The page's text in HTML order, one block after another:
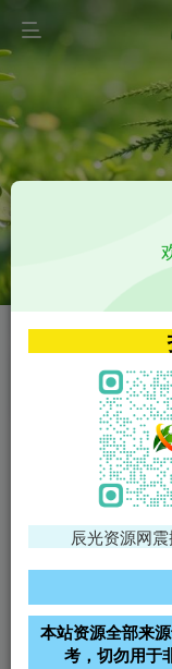
VIP特权介绍
VIP特权介绍
VIP特权介绍
免费领支付宝
阿里云2核2G200M
年
辰光资源网
本站资源全部来
考，切勿用于